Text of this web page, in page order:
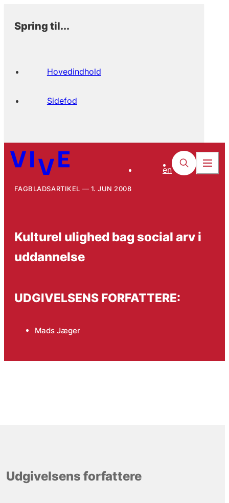
Spring til...
Hovedindhold
Sidefod
en
FAGBLADSARTIKEL 1. JUN 2008
Kulturel ulighed bag social arv i
uddannelse
UDGIVELSENS FORFATTERE:
Mads Jæger
Udgivelsens forfattere